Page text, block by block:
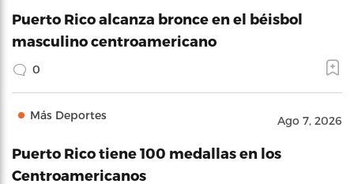
Puerto Rico alcanza bronce en el béisbol
masculino centroamericano
0
Más Deportes Ago 7, 2026
Puerto Rico tiene 100 medallas en los
Centroamericanos